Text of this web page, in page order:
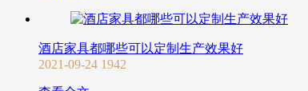
酒店家具都哪些可以定制生产效果好
2021-09-24 1942